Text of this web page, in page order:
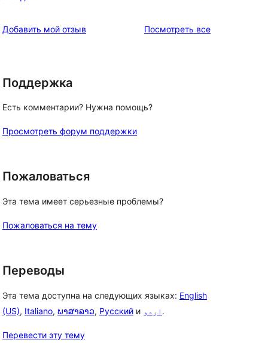
звездный
Добавить мой отзыв Посмотреть всеотзывы
Поддержка
Есть комментарии? Нужна помощь?
Просмотреть форум поддержки
Пожаловаться
Эта тема имеет серьезные проблемы?
Пожаловаться на тему
Переводы
Эта тема доступна на следующих языках: English
(US), Italiano, ພາສາລາວ, Русский и اردو .
Перевести эту тему